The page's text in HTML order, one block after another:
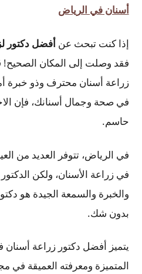
أسنان في الرياض
إذا كنت تبحث عن أفضل دكتور
فقد وصلت إلى المكان الصحيح!
زراعة أسنان محترف وذو خبرة
في صحة وجمال أسنانك، فإن
حاسم.
في الرياض، تتوفر العديد من
في زراعة الأسنان، ولكن الدكتور
والخبرة والسمعة الجيدة هو
بدون شك.
يتميز أفضل دكتور زراعة أسنان
المتميزة ومعرفته العميقة في